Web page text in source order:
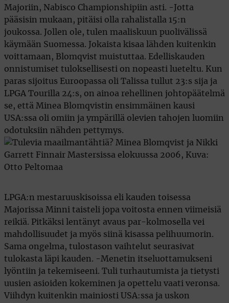
Majoriin, Nabisco Championshipiin asti. -Jotta
pääsisin mukaan, pitäisi olla rahalistalla 15:n
joukossa. Jollen ole, tulen maaliskuun puolivälissä
käymään Suomessa. Jokaista kisaa lähden kuitenkin
voittamaan, Blomqvist muistuttaa. Edelliskauden
onnistumiset tuloksellisesti on nopeasti lueteltu. Kun
paras sijoitus Euroopassa oli Talissa tullut 23:s sija ja
LPGA Tourilla 24:s, on ainoa rehellinen johtopäätelmä
se, että Minea Blomqvistin ensimmäinen kausi
USA:ssa oli omiin ja ympärillä olevien tahojen luomiin
odotuksiin nähden pettymys.
LPGA:n mestaruuskisoissa eli kauden toisessa
Majorissa Minni taisteli jopa voitosta ennen viimeisiä
reikiä. Pitkäksi lentänyt avaus par-kolmosella vei
mahdollisuudet ja myös siinä kisassa pelihuumorin.
Sama ongelma, tulostason vaihtelut seurasivat
tulokasta läpi kauden. -Menetin itseluottamukseni
lyöntiin ja tekemiseeni. Tuli turhautumista ja tietysti
uusien asioiden kokeminen ja opettelu vaati veronsa.
Viihdyn kuitenkin mainiosti USA:ssa ja uskon